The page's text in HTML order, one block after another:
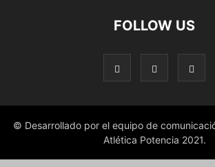
FOLLOW US
© Desarrollado por el equipo de
Atlética Potencia 2021.